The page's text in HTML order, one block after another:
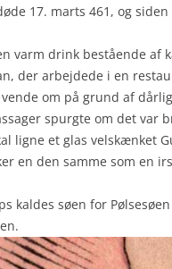
17. marts 461, og
varm drink bestående af
der arbejdede i en
om på grund af
spurgte om det var
ligne et glas velskænket
en den samme som en
kaldes søen for